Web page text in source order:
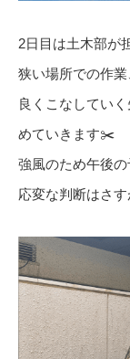
2日目は土木部が
狭い場所での作
良くこなしてい
めていきます✂️
強風のため午後
応変な判断はさ